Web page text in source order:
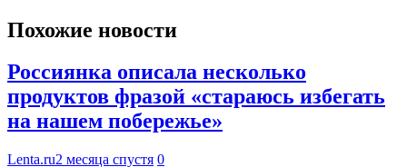
Похожие новости
Россиянка описала несколько
продуктов фразой «стараюсь избегать
на нашем побережье»
Lenta.ru2 месяца спустя 0